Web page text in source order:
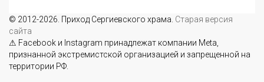
© 2012-2026. Приход Сергиевского храма. Старая версия
сайта
⚠ Facebook и Instagram принадлежат компании Meta,
признанной экстремистской организацией и запрещенной на
территории РФ.